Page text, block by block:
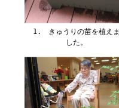
1. きゅうりの苗を植えま
した。